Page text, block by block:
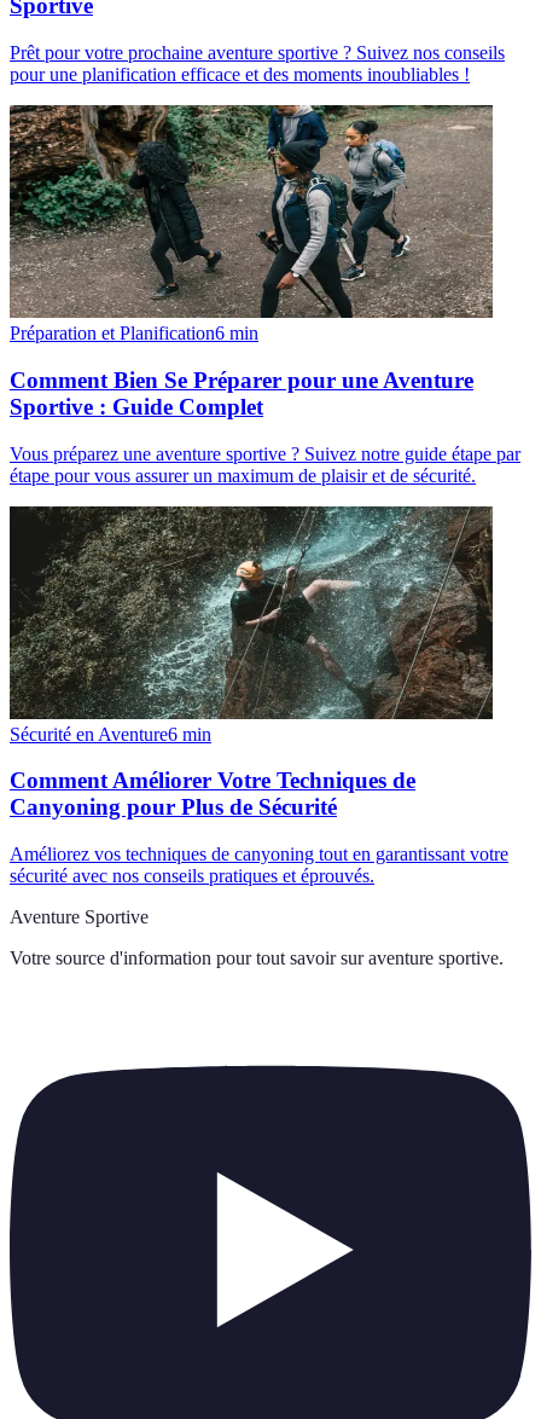
Sportive
Prêt pour votre prochaine aventure sportive ? Suivez nos conseils
pour une planification efficace et des moments inoubliables !
Préparation et Planification6 min
Comment Bien Se Préparer pour une Aventure
Sportive : Guide Complet
Vous préparez une aventure sportive ? Suivez notre guide étape par
étape pour vous assurer un maximum de plaisir et de sécurité.
Sécurité en Aventure6 min
Comment Améliorer Votre Techniques de
Canyoning pour Plus de Sécurité
Améliorez vos techniques de canyoning tout en garantissant votre
sécurité avec nos conseils pratiques et éprouvés.
Aventure Sportive
Votre source d'information pour tout savoir sur aventure sportive.